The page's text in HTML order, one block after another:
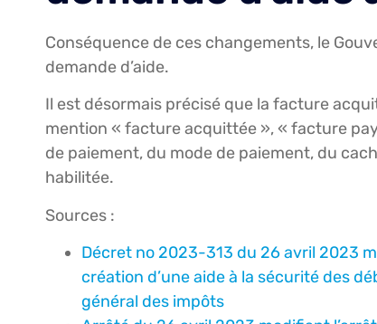
Conséquence de ces changements, le
demande d’aide.
Il est désormais précisé que la facture
mention « facture acquittée », « facture
de paiement, du mode de paiement, du
habilitée.
Sources :
Décret no 2023-313 du 26 avril 2023
création d’une aide à la sécurité des
général des impôts